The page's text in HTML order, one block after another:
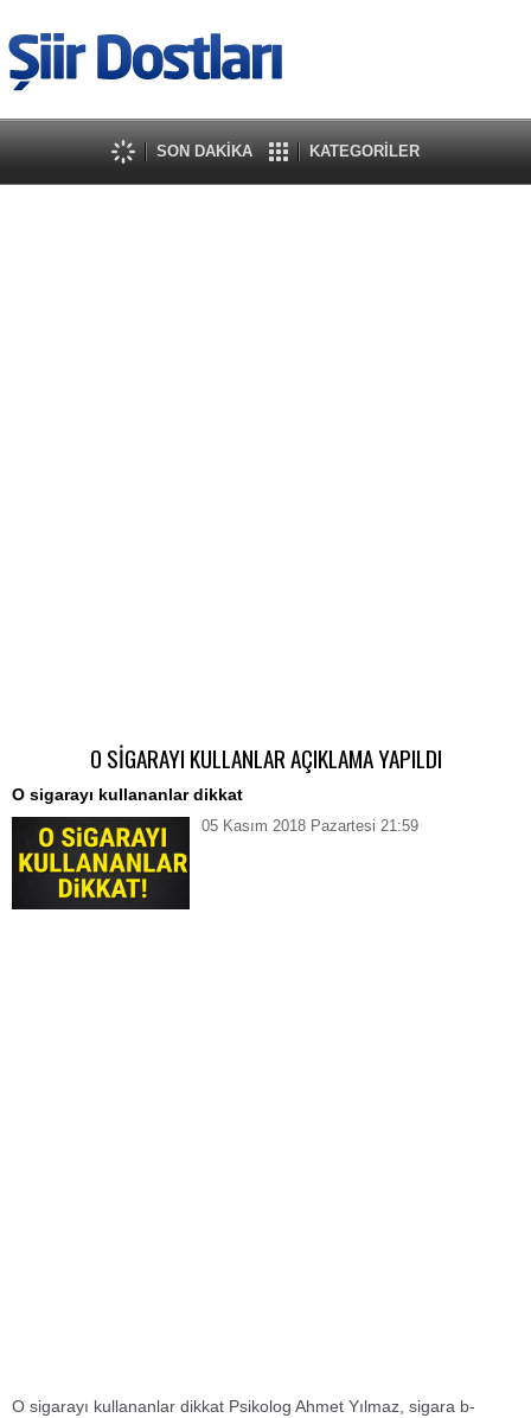
SON DAKİKA KATEGORİLER
O SİGARAYI KULLANLAR AÇIKLAMA YAPILDI
O sigarayı kullananlar dikkat
05 Kasım 2018 Pazartesi 21:59
O sigarayı kullananlar dikkat Psikolog Ahmet Yılmaz, sigara b-